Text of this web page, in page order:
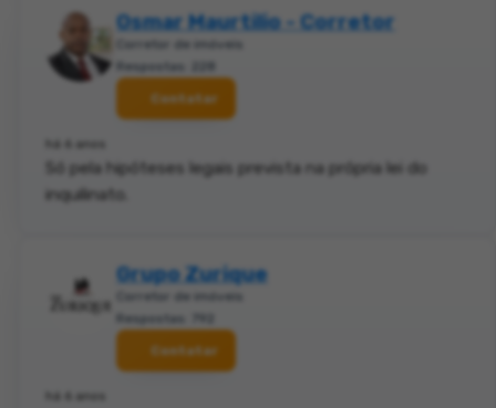
Osmar Maurtilio - Corretor
Corretor de imóveis
Respostas: 228
Contatar
há 6 anos
Só pela hipóteses legais prevista na própria lei do
inquilinato.
Grupo Zurique
Corretor de imóveis
Respostas: 792
Contatar
há 6 anos